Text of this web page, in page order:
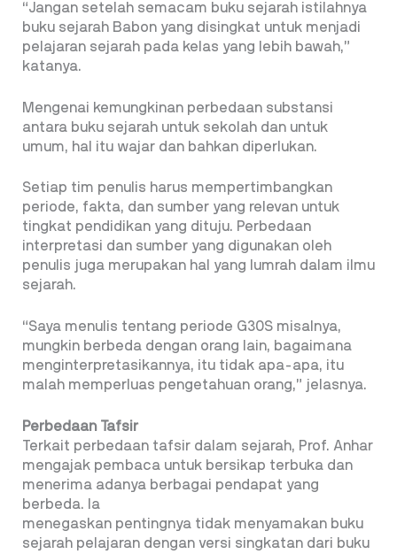
“Jangan setelah semacam buku sejarah istilahnya
buku sejarah Babon yang disingkat untuk menjadi
pelajaran sejarah pada kelas yang lebih bawah,”
katanya.
Mengenai kemungkinan perbedaan substansi
antara buku sejarah untuk sekolah dan untuk
umum, hal itu wajar dan bahkan diperlukan.
Setiap tim penulis harus mempertimbangkan
periode, fakta, dan sumber yang relevan untuk
tingkat pendidikan yang dituju. Perbedaan
interpretasi dan sumber yang digunakan oleh
penulis juga merupakan hal yang lumrah dalam ilmu
sejarah.
“Saya menulis tentang periode G30S misalnya,
mungkin berbeda dengan orang lain, bagaimana
menginterpretasikannya, itu tidak apa-apa, itu
malah memperluas pengetahuan orang,” jelasnya.
Perbedaan Tafsir
Terkait perbedaan tafsir dalam sejarah, Prof. Anhar
mengajak pembaca untuk bersikap terbuka dan
menerima adanya berbagai pendapat yang
berbeda. Ia
menegaskan pentingnya tidak menyamakan buku
sejarah pelajaran dengan versi singkatan dari buku